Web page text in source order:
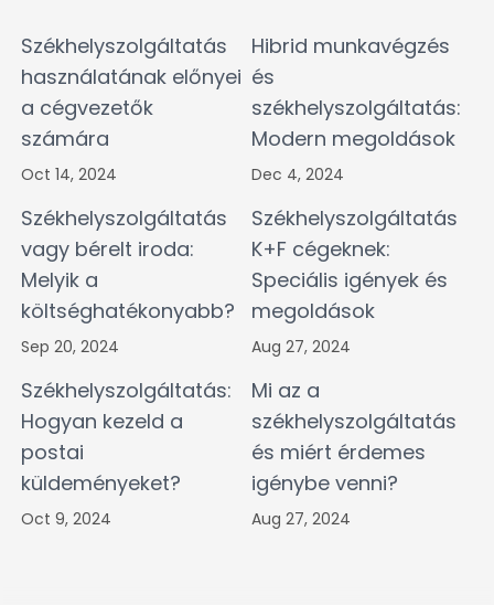
Székhelyszolgáltatás
használatának előnyei
a cégvezetők
számára
Oct 14, 2024
Hibrid munkavégzés
és
székhelyszolgáltatás:
Modern megoldások
Dec 4, 2024
Székhelyszolgáltatás
vagy bérelt iroda:
Melyik a
költséghatékonyabb?
Sep 20, 2024
Székhelyszolgáltatás
K+F cégeknek:
Speciális igények és
megoldások
Aug 27, 2024
Székhelyszolgáltatás:
Hogyan kezeld a
postai
küldeményeket?
Oct 9, 2024
Mi az a
székhelyszolgáltatás
és miért érdemes
igénybe venni?
Aug 27, 2024